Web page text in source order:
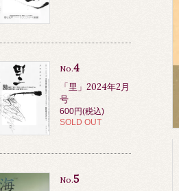
No.4
「里」2024年2月
号
600円(税込)
SOLD OUT
No.5